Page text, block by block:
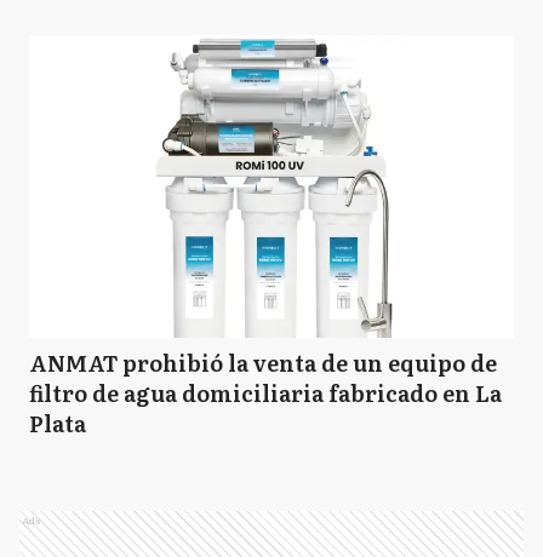
ANMAT prohibió la venta de un equipo de
filtro de agua domiciliaria fabricado en La
Plata
Ads